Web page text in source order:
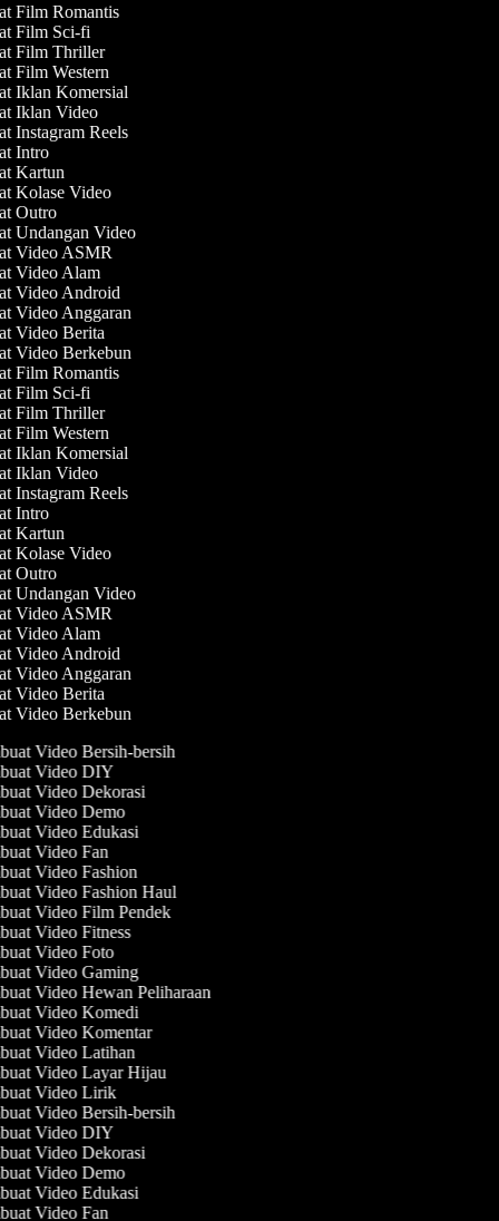
Film Romantis
Film Sci-fi
Film Thriller
Film Western
Iklan Komersial
Iklan Video
Instagram Reels
Intro
Kartun
Kolase Video
Outro
Undangan Video
Video ASMR
Video Alam
Video Android
Video Anggaran
Video Berita
Video Berkebun
Film Romantis
Film Sci-fi
Film Thriller
Film Western
Iklan Komersial
Iklan Video
Instagram Reels
Intro
Kartun
Kolase Video
Outro
Undangan Video
Video ASMR
Video Alam
Video Android
Video Anggaran
Video Berita
Video Berkebun
Video Bersih-bersih
Video DIY
Video Dekorasi
Video Demo
Video Edukasi
Video Fan
Video Fashion
Video Fashion Haul
Video Film Pendek
Video Fitness
Video Foto
Video Gaming
Video Hewan Peliharaan
Video Komedi
Video Komentar
Video Latihan
Video Layar Hijau
Video Lirik
Video Bersih-bersih
Video DIY
Video Dekorasi
Video Demo
Video Edukasi
Video Fan